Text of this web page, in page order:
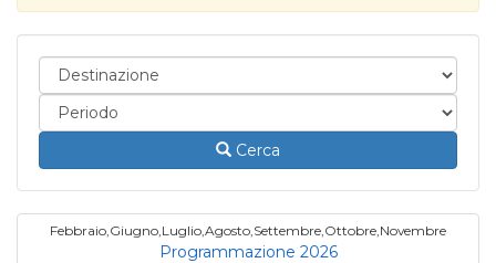
Cerca
Febbraio,Giugno,Luglio,Agosto,Settembre,Ottobre,Novembre
Programmazione 2026